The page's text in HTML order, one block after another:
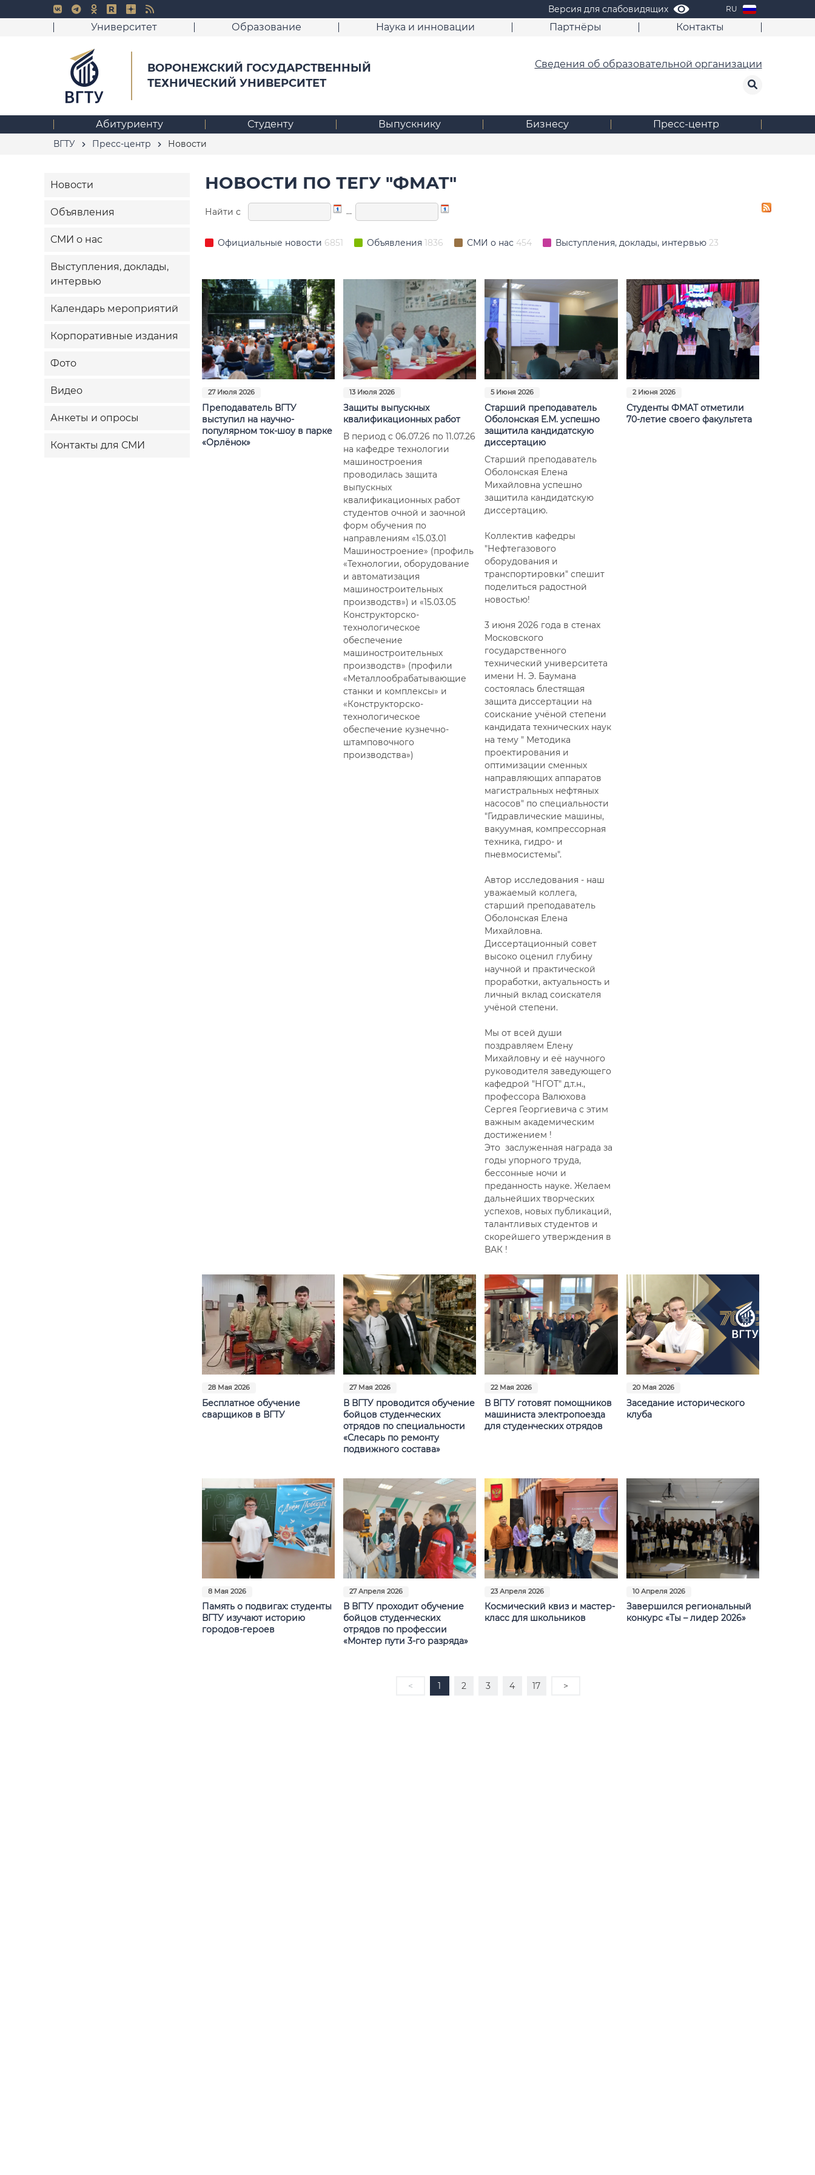
Версия для слабовидящих RU
Университет Образование Наука и инновации Партнёры Контакты
ВОРОНЕЖСКИЙ ГОСУДАРСТВЕННЫЙ
ТЕХНИЧЕСКИЙ УНИВЕРСИТЕТ
Сведения об образовательной организации
Абитуриенту Студенту Выпускнику Бизнесу Пресс-центр
ВГТУ Пресс-центр Новости
Новости
Объявления
СМИ о нас
Выступления, доклады,
интервью
Календарь мероприятий
Корпоративные издания
Фото
Видео
Анкеты и опросы
Контакты для СМИ
НОВОСТИ ПО ТЕГУ "ФМАТ"
Найти с …
Официальные новости 6851 Объявления 1836 СМИ о нас 454 Выступления, доклады, интервью 23
27 Июля 2026
Преподаватель ВГТУ
выступил на научно-
популярном ток-шоу в парке
«Орлёнок»
13 Июля 2026
Защиты выпускных
квалификационных работ
В период с 06.07.26 по 11.07.26
на кафедре технологии
машиностроения
проводилась защита
выпускных
квалификационных работ
студентов очной и заочной
форм обучения по
направлениям «15.03.01
Машиностроение» (профиль
«Технологии, оборудование
и автоматизация
машиностроительных
производств») и «15.03.05
Конструкторско-
технологическое
обеспечение
машиностроительных
производств» (профили
«Металлообрабатывающие
станки и комплексы» и
«Конструкторско-
технологическое
обеспечение кузнечно-
штамповочного
производства»)
5 Июня 2026
Старший преподаватель
Оболонская Е.М. успешно
защитила кандидатскую
диссертацию
Старший преподаватель
Оболонская Елена
Михайловна успешно
защитила кандидатскую
диссертацию.
Коллектив кафедры
"Нефтегазового
оборудования и
транспортировки" спешит
поделиться радостной
новостью!
3 июня 2026 года в стенах
Московского
государственного
технический университета
имени Н. Э. Баумана
состоялась блестящая
защита диссертации на
соискание учёной степени
кандидата технических наук
на тему " Методика
проектирования и
оптимизации сменных
направляющих аппаратов
магистральных нефтяных
насосов" по специальности
"Гидравлические машины,
вакуумная, компрессорная
техника, гидро- и
пневмосистемы".
Автор исследования - наш
уважаемый коллега,
старший преподаватель
Оболонская Елена
Михайловна.
Диссертационный совет
высоко оценил глубину
научной и практической
проработки, актуальность и
личный вклад соискателя
учёной степени.
Мы от всей души
поздравляем Елену
Михайловну и её научного
руководителя заведующего
кафедрой "НГОТ" д.т.н.,
профессора Валюхова
Сергея Георгиевича с этим
важным академическим
достижением !
Это заслуженная награда за
годы упорного труда,
бессонные ночи и
преданность науке. Желаем
дальнейших творческих
успехов, новых публикаций,
талантливых студентов и
скорейшего утверждения в
ВАК !
2 Июня 2026
Студенты ФМАТ отметили
70-летие своего факультета
28 Мая 2026
Бесплатное обучение
сварщиков в ВГТУ
27 Мая 2026
В ВГТУ проводится обучение
бойцов студенческих
отрядов по специальности
«Слесарь по ремонту
подвижного состава»
22 Мая 2026
В ВГТУ готовят помощников
машиниста электропоезда
для студенческих отрядов
20 Мая 2026
Заседание исторического
клуба
8 Мая 2026
Память о подвигах: студенты
ВГТУ изучают историю
городов-героев
27 Апреля 2026
В ВГТУ проходит обучение
бойцов студенческих
отрядов по профессии
«Монтер пути 3-го разряда»
23 Апреля 2026
Космический квиз и мастер-
класс для школьников
10 Апреля 2026
Завершился региональный
конкурс «Ты – лидер 2026»
< 1 2 3 4 17 >